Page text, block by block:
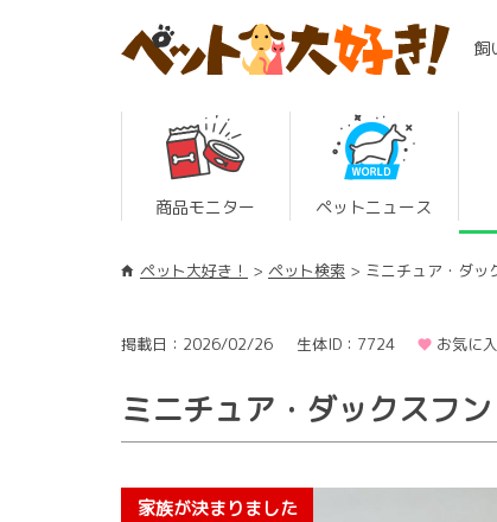
飼
商品モニター ペットニュース
ペット大好き！ ペット検索 ミニチュア・ダッ
掲載日：2026/02/26 生体ID：7724 お気に
ミニチュア・ダックスフ